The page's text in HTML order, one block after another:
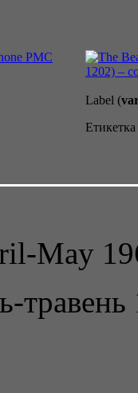
Label (
Етикетка
May